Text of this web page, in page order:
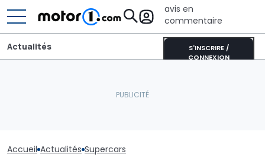
avis en
commentaire
S'INSCRIRE /
CONNEXION
Actualités
Accueil Actualités Supercars